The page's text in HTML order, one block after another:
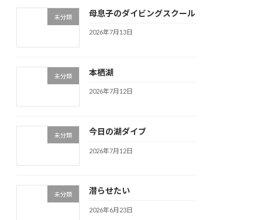
未分類 母息子のダイビングスクール
2026年7月13日
未分類 本栖湖
2026年7月12日
未分類 今日の湖ダイブ
2026年7月12日
未分類 潜らせたい
2026年6月23日